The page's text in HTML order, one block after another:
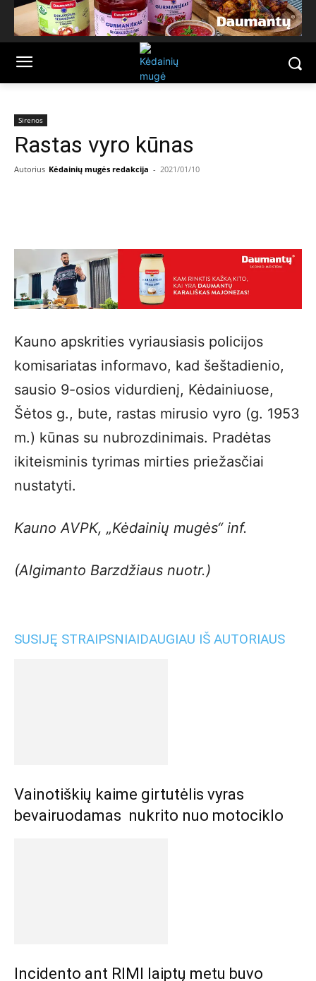
Sirenos
Rastas vyro kūnas
Autorius Kėdainių mugės redakcija - 2021/01/10
Kauno apskrities vyriausiasis policijos
komisariatas informavo, kad šeštadienio,
sausio 9-osios vidurdienį, Kėdainiuose,
Šėtos g., bute, rastas mirusio vyro (g. 1953
m.) kūnas su nubrozdinimais. Pradėtas
ikiteisminis tyrimas mirties priežasčiai
nustatyti.
Kauno AVPK, „Kėdainių mugės“ inf.
(Algimanto Barzdžiaus nuotr.)
SUSIJĘ STRAIPSNIAIDAUGIAU IŠ AUTORIAUS
Vainotiškių kaime girtutėlis vyras
bevairuodamas nukrito nuo motociklo
Incidento ant RIMI laiptų metu buvo